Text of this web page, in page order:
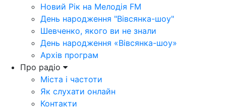
Новий Рік на Мелодія FM
День народження "Вівсянка-шоу"
Шевченко, якого ви не знали
День народження «Вівсянка-шоу»
Архів програм
Про радіо
Міста і частоти
Як слухати онлайн
Контакти